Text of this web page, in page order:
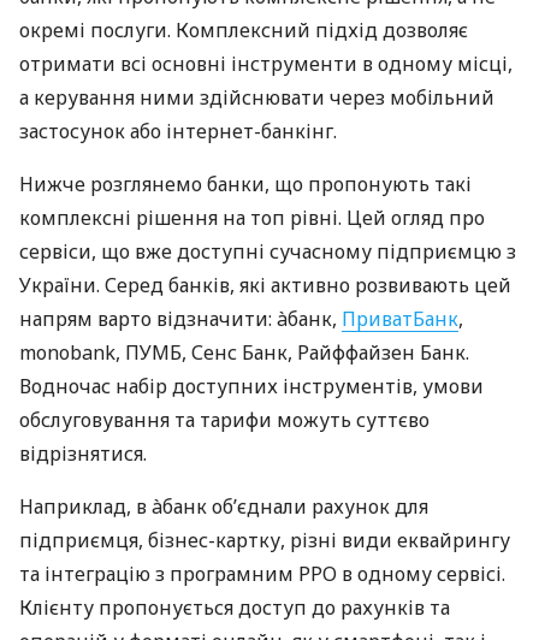
окремі послуги. Комплексний підхід дозволяє
отримати всі основні інструменти в одному місці,
а керування ними здійснювати через мобільний
застосунок або інтернет-банкінг.
Нижче розглянемо банки, що пропонують такі
комплексні рішення на топ рівні. Цей огляд про
сервіси, що вже доступні сучасному підприємцю з
України. Серед банків, які активно розвивають цей
напрям варто відзначити: àбанк, ПриватБанк,
monobank, ПУМБ, Сенс Банк, Райффайзен Банк.
Водночас набір доступних інструментів, умови
обслуговування та тарифи можуть суттєво
відрізнятися.
Наприклад, в àбанк об’єднали рахунок для
підприємця, бізнес-картку, різні види еквайрингу
та інтеграцію з програмним РРО в одному сервісі.
Клієнту пропонується доступ до рахунків та